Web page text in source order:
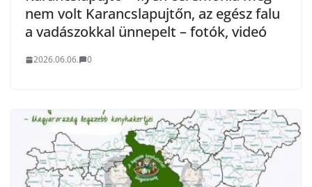
nem volt Karancslapujtőn, az egész falu
a vadászokkal ünnepelt – fotók, videó
2026.06.06. 0